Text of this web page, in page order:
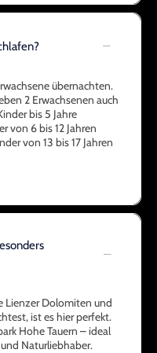
übernachten.
2 Erwachsenen auch
bis 5 Jahre
von 6 bis 12 Jahren
von 13 bis 17 Jahren
Lienzer Dolomiten und
ist es hier perfekt.
Hohe Tauern – ideal
Naturliebhaber.